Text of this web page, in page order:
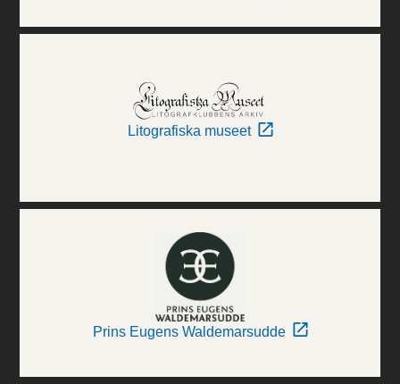
Litografiska museet
Prins Eugens Waldemarsudde